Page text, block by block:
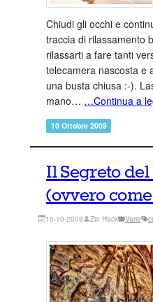
Chiudi gli occhi e
traccia di rilassamento
rilassarti a fare tanti
telecamera nascosta e
una busta chiusa :-).
mano… …Continua a
10 Ottobre 2009
Il Segreto del
(ovvero
10-10-2009 Zio Hack Varie